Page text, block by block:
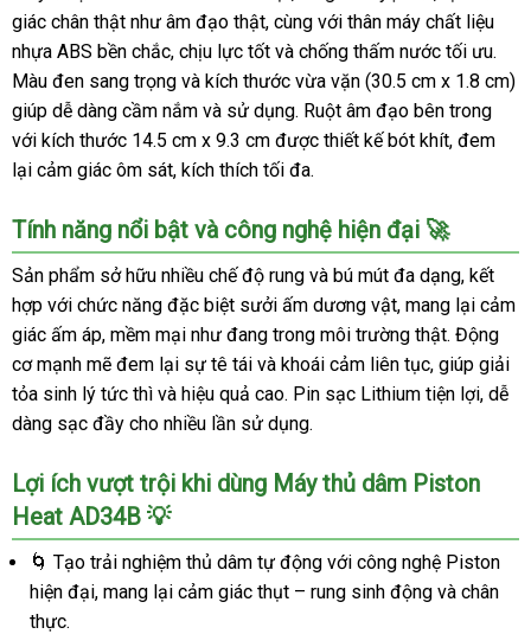
giác chân thật như âm đạo thật, cùng với thân máy chất liệu
nhựa ABS bền chắc, chịu lực tốt và chống thấm nước tối ưu.
Màu đen sang trọng và kích thước vừa vặn (30.5 cm x 1.8 cm)
giúp dễ dàng cầm nắm và sử dụng. Ruột âm đạo bên trong
với kích thước 14.5 cm x 9.3 cm được thiết kế bót khít, đem
lại cảm giác ôm sát, kích thích tối đa.
Tính năng nổi bật và công nghệ hiện đại 🚀
Sản phẩm sở hữu nhiều chế độ rung và bú mút đa dạng, kết
hợp với chức năng đặc biệt sưởi ấm dương vật, mang lại cảm
giác ấm áp, mềm mại như đang trong môi trường thật. Động
cơ mạnh mẽ đem lại sự tê tái và khoái cảm liên tục, giúp giải
tỏa sinh lý tức thì và hiệu quả cao. Pin sạc Lithium tiện lợi, dễ
dàng sạc đầy cho nhiều lần sử dụng.
Lợi ích vượt trội khi dùng Máy thủ dâm Piston
Heat AD34B 💡
🌀 Tạo trải nghiệm thủ dâm tự động với công nghệ Piston
hiện đại, mang lại cảm giác thụt – rung sinh động và chân
thực.